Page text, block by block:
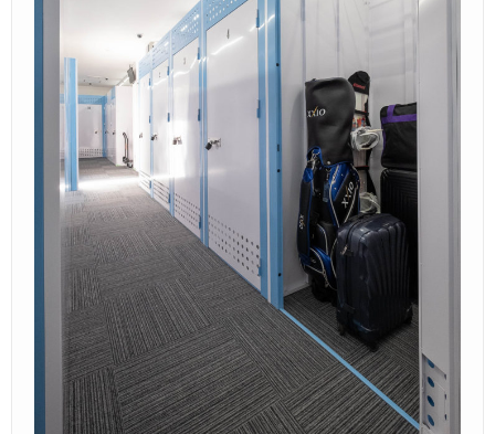
交通アクセス
会社案内
お問合せ